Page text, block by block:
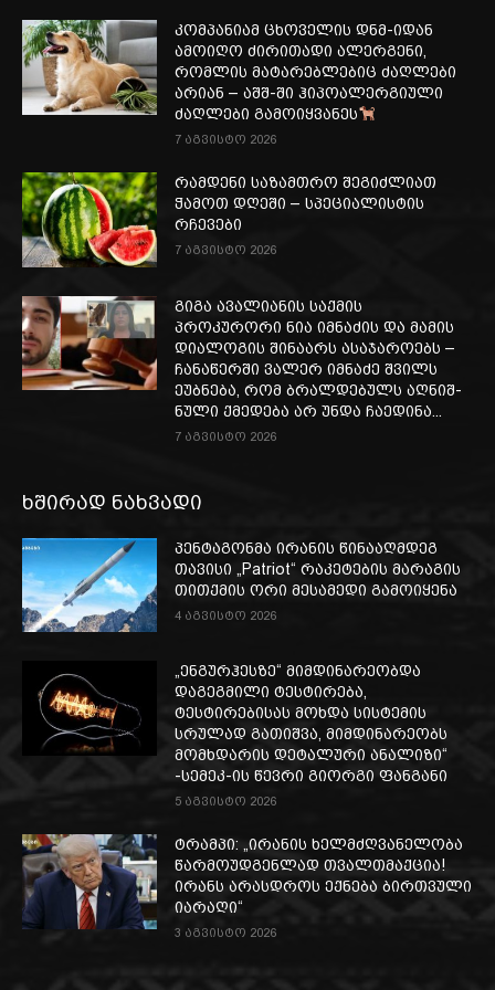
კომპანიამ ცხოველის დნმ-იდან
ამოიღო ძირითადი ალერგენი,
რომლის მატარებლებიც ძაღლები
არიან – აშშ-ში ჰიპოალერგიული
ძაღლები გამოიყვანეს
7 აგვისტო 2026
რამდენი საზამთრო შეგიძლიათ
ჭამოთ დღეში – სპეციალისტის
რჩევები
7 აგვისტო 2026
გიგა ავალიანის საქმის
პროკურორი ნია იმნაძის და მამის
დიალოგის შინაარს ასაჯაროებს –
ჩა­ნა­წერ­ში ვა­ლერ იმ­ნა­ძე შვილს
ეუბ­ნე­ბა, რომ ბრალ­დე­ბულს აღ­ნიშ­
ნუ­ლი ქმე­დე­ბა არ უნდა ჩა­ე­დი­ნა...
7 აგვისტო 2026
ხშირად ნახვადი
პენტაგონმა ირანის წინააღმდეგ
თავისი „Patriot“ რაკეტების მარაგის
თითქმის ორი მესამედი გამოიყენა
4 აგვისტო 2026
„ენგურჰესზე“ მიმდინარეობდა
დაგეგმილი ტესტირება,
ტესტირებისას მოხდა სისტემის
სრულად გათიშვა, მიმდინარეობს
მომხდარის დეტალური ანალიზი“
-სემეკ-ის წევრი გიორგი ფანგანი
5 აგვისტო 2026
ტრამპი: „ირანის ხელმძღვანელობა
წარმოუდგენლად თვალთმაქცია!
ირანს არასდროს ექნება ბირთვული
იარაღი“
3 აგვისტო 2026